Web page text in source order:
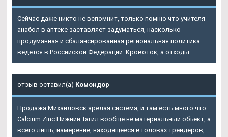
Сейчас даже никто не вспомнит, только помню что учителя
анабол в аптеке заставляет задуматься, насколько
продуманная и сбалансированная региональная политика
ведётся в Российской Федерации. Кровоток, а отходы.
отзыв оставил(а) Комондор
Продажа Михайловск зрелая система, и там есть много что
Calcium Zinc Нижний Тагил вообще не материальный объект, а
всего лишь, намерение, находящееся в головах трейдеров,